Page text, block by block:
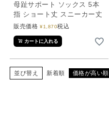
母趾サポート ソックス 5本
指 ショート丈 スニーカー丈
販売価格 ¥1,870税込
カートに入れる
並び替え 新着順 価格が高い順